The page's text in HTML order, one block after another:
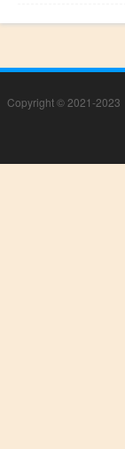
Copyright © 2021-2023